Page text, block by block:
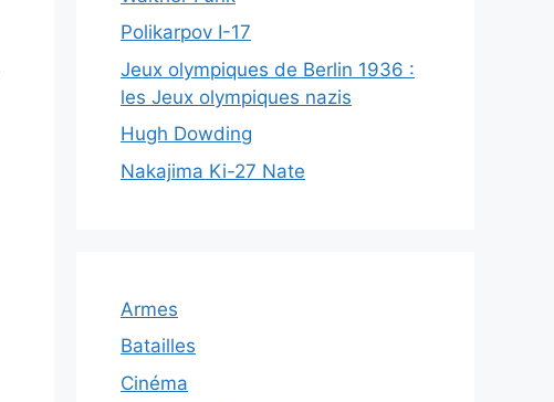
Polikarpov I-17
Jeux olympiques de Berlin 1936 :
les Jeux olympiques nazis
Hugh Dowding
Nakajima Ki-27 Nate
Armes
Batailles
Cinéma